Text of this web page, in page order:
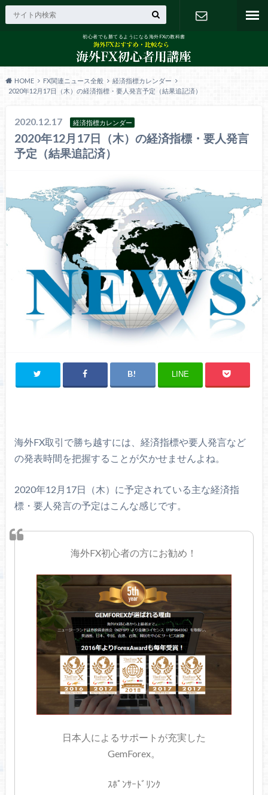
初心者でも勝てるようになる海外FXの教科書
HOME FX関連ニュース全般
経済指標カレンダー
2020年12月17日（木）の経済指標・要人発言予定（結果追記済）
2020.12.17 経済指標カレンダー
2020年12月17日（木）の経済指標・要人発言
予定（結果追記済）
LINE
海外FX取引で勝ち越すには、経済指標や要人発言など
の発表時間を把握することが欠かせませんよね。
2020年12月17日（木）に予定されている主な経済指
標・要人発言の予定はこんな感じです。
海外FX初心者の方にお勧め！
日本人によるサポートが充実した
GemForex。
ｽﾎﾟﾝｻｰﾄﾞﾘﾝｸ